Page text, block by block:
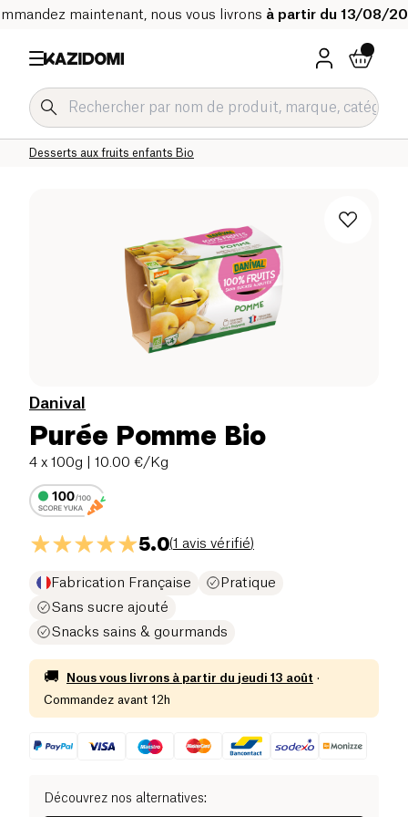
maintenant, nous vous livrons à partir du 13/08/
Desserts aux fruits enfants Bio
Gourdes fruits et desserts enfants Bio
Bébé & Enfant
Notre catalogue bio
Accueil
Danival
Purée Pomme Bio
4 x 100g | 10.00 €/Kg
5.0(1 avis vérifié)
Fabrication Française
Pratique
Sans sucre ajouté
Snacks sains & gourmands
🚚 Nous vous livrons à partir du jeudi 13 août ·
Commandez avant 12h
Découvrez nos alternatives: